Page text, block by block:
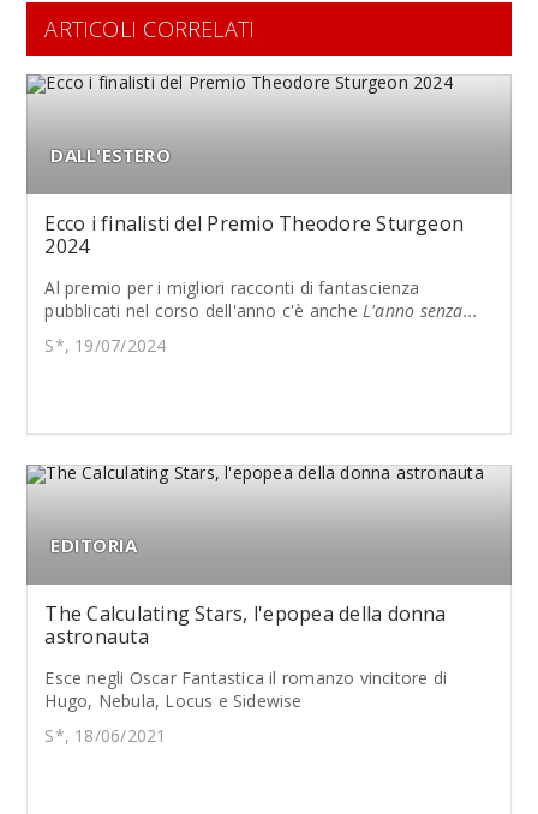
ARTICOLI CORRELATI
DALL'ESTERO
Ecco i finalisti del Premio Theodore Sturgeon
2024
Al premio per i migliori racconti di fantascienza
pubblicati nel corso dell'anno c'è ancheL'anno senza...
S*, 19/07/2024
EDITORIA
The Calculating Stars, l'epopea della donna
astronauta
Esce negli Oscar Fantastica il romanzo vincitore di
Hugo, Nebula, Locus e Sidewise
S*, 18/06/2021